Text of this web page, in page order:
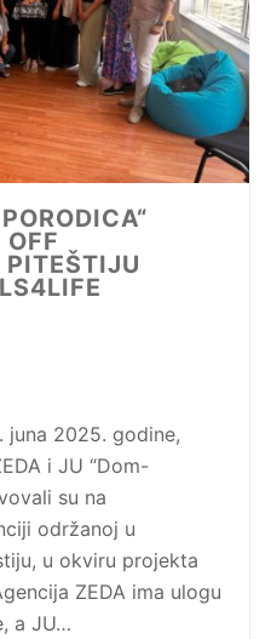
PITEŠTIJU
juna 2025. godine,
i JU “Dom-
su na
održanoj u
u okviru projekta
ZEDA ima ulogu
a JU…